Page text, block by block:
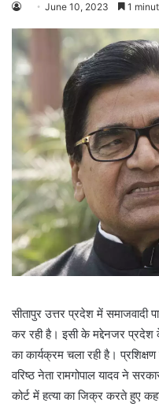
June 10, 2023 1
सीतापुर उत्तर प्रदेश में समाजवादी
कर रही है। इसी के मद्देनजर प्रदेश
का कार्यक्रम चला रही है।
वरिष्ठ नेता रामगोपाल यादव ने
कोर्ट में हत्या का जिक्र करते हुए